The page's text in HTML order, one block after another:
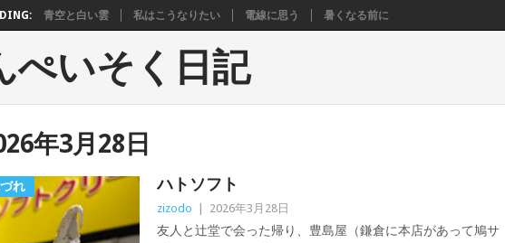
青空と白い雲 私はこうなりたい 電線に思う 暑くなる前に
ぺいそく日記
年3月28日
れ ハトソフト
zizodo 2026年3月28日
友人と辻堂で会った帰り、豊島屋（鎌倉に本店があって鳩サ